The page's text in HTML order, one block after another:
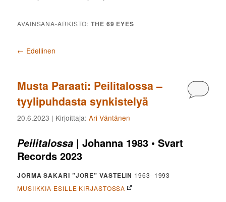
AVAINSANA-ARKISTO:THE 69 EYES
Artikkelien selaus
← Edellinen
Musta Paraati: Peilitalossa –
tyylipuhdasta synkistelyä
20.6.2023 | Kirjoittaja:Ari Väntänen
Peilitalossa | Johanna 1983 • Svart
Records 2023
JORMA SAKARI ”JORE” VASTELIN 1963–1993
MUSIIKKIA ESILLE KIRJASTOSSA